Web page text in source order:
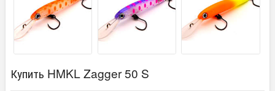
Купить HMKL Zagger 50 S